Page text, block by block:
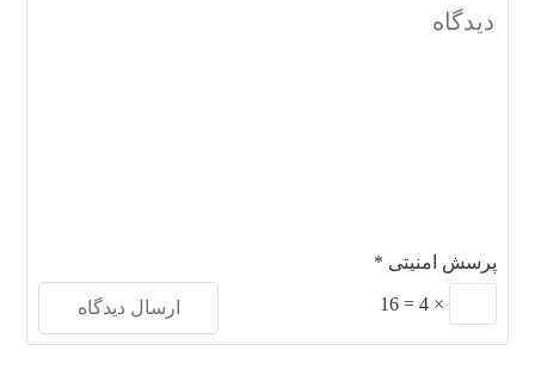
پرسش امنیتی *
×
4
=
16